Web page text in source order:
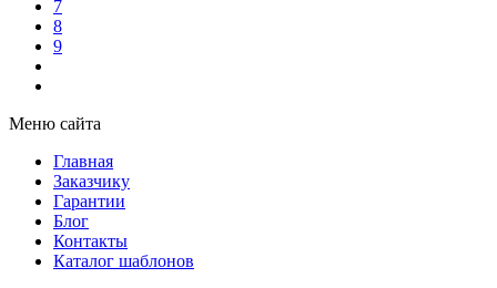
7
8
9
Меню сайта
Главная
Заказчику
Гарантии
Блог
Контакты
Каталог шаблонов